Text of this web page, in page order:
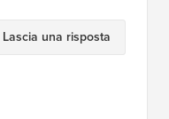
Lascia una risposta